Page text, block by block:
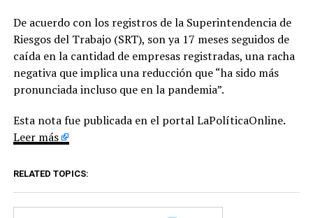
De acuerdo con los registros de la Superintendencia de
Riesgos del Trabajo (SRT), son ya 17 meses seguidos de
caída en la cantidad de empresas registradas, una racha
negativa que implica una reducción que “ha sido más
pronunciada incluso que en la pandemia”.
Esta nota fue publicada en el portal LaPolíticaOnline.
Leer más
RELATED TOPICS: